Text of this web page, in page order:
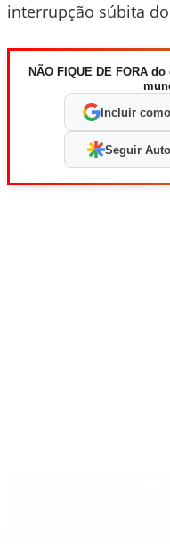
interrupção súbita
NÃO FIQUE DE FORA
Incluir
Seguir